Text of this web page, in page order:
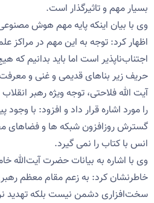
بسیار مهم و تاثیرگذار است.
وی با بیان اینکه پایه مهم هوش
اظهار کرد: توجه به این مهم در مراکز
اجتناب‌ناپذیر است اما باید بدانیم
حریف زیر بناهای قدیمی و غنی و
آیت الله فلاحتی، توجه ویژه رهبر
را مورد اشاره قرار داد و افزود: با
گسترش روزافزون شبکه ها و فضاهای
انس با کتاب را نمی گیرد.
وی با اشاره به بیانات حضرت آیت‌الله
خاطرنشان کرد: به زعم مقام معظم
سخت‌افزاری دشمن نیست بلکه تهدید